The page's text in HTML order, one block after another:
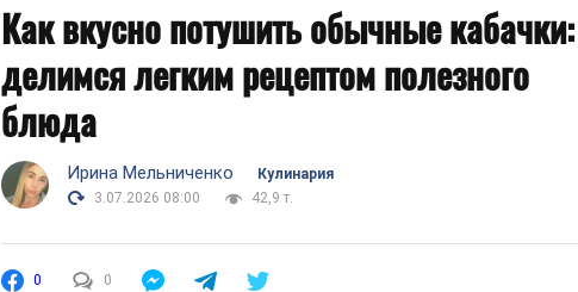
Как вкусно потушить обычные кабачки:
делимся легким рецептом полезного
блюда
Ирина Мельниченко
Кулинария
3.07.2026 08:00
42,9 т.
0 0